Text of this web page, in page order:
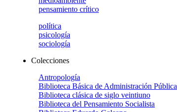
pensamiento crítico
política
psicología
sociología
Colecciones
Antropología
Biblioteca Básica de Administración Pública
Biblioteca clásica de siglo veintiuno
Biblioteca del Pensamiento Socialista